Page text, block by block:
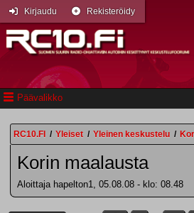
Päävalikko
Kirjaudu Rekisteröidy
RC10.FI / Yleiset / Yleinen keskustelu /
Korin maalausta
Aloittaja hapelton1, 05.08.08 - klo: 08.48